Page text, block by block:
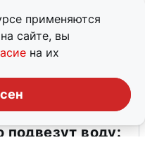
применяются
сайте, вы
на их
воду: